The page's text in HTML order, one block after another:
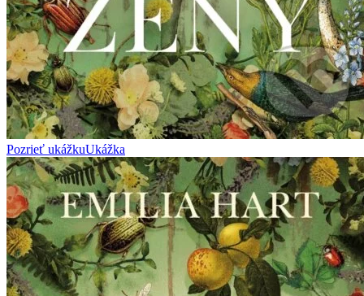
Pozrieť ukážkuUkážka